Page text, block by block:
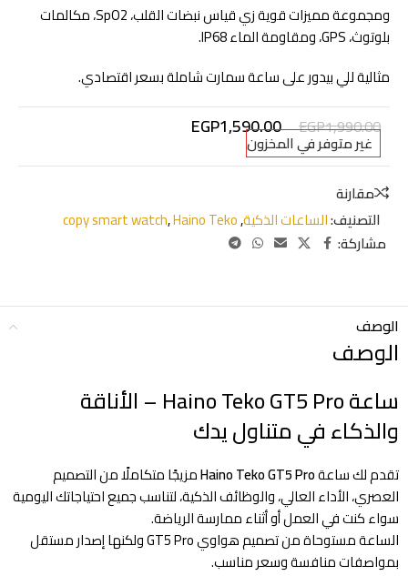
ومجموعة مميزات قوية زي قياس نبضات القلب، SpO2، مكالمات
بلوتوث، GPS، ومقاومة الماء IP68.
مثالية للي بيدور على ساعة سمارت شاملة بسعر اقتصادي.
EGP1,990.00
EGP1,590.00
غير متوفر في المخزون
مقارنة
التصنيف:الساعات الذكية,
copy smart watch,Haino Teko
مشاركة:
الوصف
الوصف
ساعة Haino Teko GT5 Pro – الأناقة
والذكاء في متناول يدك
تقدم لك ساعةHaino Teko GT5 Proمزيجًا متكاملًا من التصميم
العصري، الأداء العالي، والوظائف الذكية، لتناسب جميع احتياجاتك اليومية
سواء كنت في العمل أو أثناء ممارسة الرياضة.
الساعة مستوحاة من تصميم هواوي GT5 Pro ولكنها إصدار مستقل
بمواصفات منافسة وسعر مناسب.